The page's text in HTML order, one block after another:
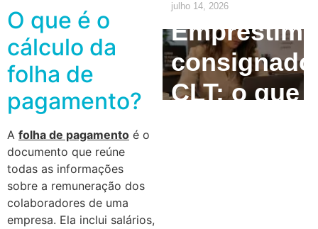
O que é o
cálculo da
folha de
pagamento?
A folha de pagamento é o
documento que reúne
todas as informações
sobre a remuneração dos
colaboradores de uma
empresa. Ela inclui salários,
julho 14, 2026
Empréstimo
consignado
CLT: o que